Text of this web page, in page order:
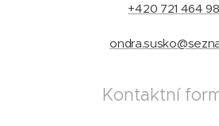
+420 721 464
Kontaktní